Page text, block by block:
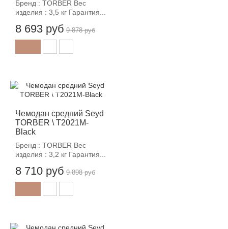
Бренд : TORBER Вес
изделия : 3,5 кг Гарантия...
8 693 руб 9 878 руб
Чемодан средний Seyd
TORBER \ T2021M-
Black
Бренд : TORBER Вес
изделия : 3,2 кг Гарантия...
8 710 руб
-12%
9 898 руб